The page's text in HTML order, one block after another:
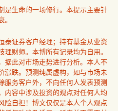
是生命的一场修行。本提示主要针
泰证券客户经理；持有基金从业资
财师。本博所有记录均为自用。
据此对市场走势进行分析。本人不
涨跌。预测纯属虚构，如与市场未
服务客户外，不向任何人发表预测
内容中涉及投资的观点对任何人均
险自担！博文仅仅是本人个人观点